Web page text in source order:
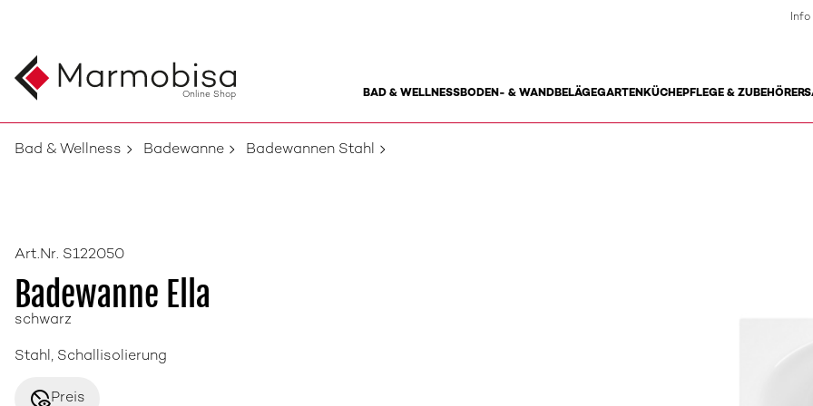
Online Shop BAD & WELLNESSBODEN- & WANDBELÄGEGARTENKÜCHEPFLEGE & ZUBEHÖR
Info
Bad & Wellness Badewanne Badewannen Stahl
Art.Nr. S122050
Badewanne Ella
schwarz
Stahl, Schallisolierung
disabled_visiblePreis